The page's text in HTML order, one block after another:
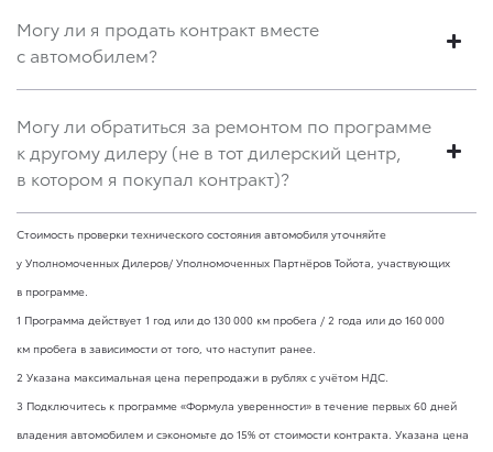
Могу ли я продать контракт вместе
с автомобилем?
Могу ли обратиться за ремонтом по программе
к другому дилеру (не в тот дилерский центр,
в котором я покупал контракт)?
Стоимость проверки технического состояния автомобиля уточняйте
у Уполномоченных Дилеров/ Уполномоченных Партнёров Тойота, участвующих
в программе.
1 Программа действует 1 год или до 130 000 км пробега / 2 года или до 160 000
км пробега в зависимости от того, что наступит ранее.
2 Указана максимальная цена перепродажи в рублях с учётом НДС.
3 Подключитесь к программе «Формула уверенности» в течение первых 60 дней
владения автомобилем и сэкономьте до 15% от стоимости контракта. Указана цена